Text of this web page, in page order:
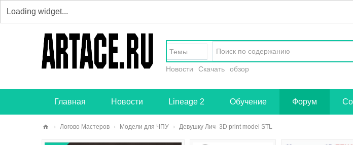
Темы
Новости Скачать обзор
Главная Новости Lineage 2 Обучение Форум
art
› Логово Мастеров › Модели для ЧПУ › Девушку Лич- 3D print model STL